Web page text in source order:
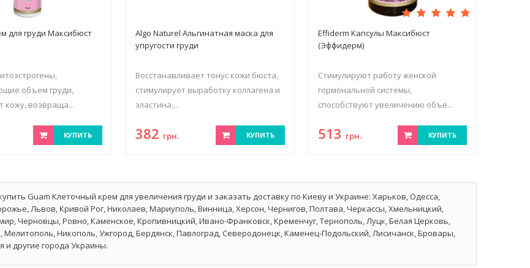
для груди Максибюст
объем груди,
кожу, возвраща...
КУПИТЬ
Algo Naturel Альгинатная маска для
упругости груди
Восстанавливает тонус кожи бюста,
стимулирует выработку коллагена и
эластина,...
382 грн. КУПИТЬ
Effiderm Капсулы Максибюст
(Эффидерм)
Стимулируют работу женской
гормональной системы,
способствуют увеличению объе...
513 грн. КУПИТЬ
Guam Клеточный крем для увеличения груди и заказать доставку по Киеву и Украине: Харьков, Одесса,
Львов, Кривой Рог, Николаев, Мариуполь, Винница, Херсон, Чернигов, Полтава, Черкассы, Хмельницкий,
Черновцы, Ровно, Каменское, Кропивницкий, Ивано-Франковск, Кременчуг, Тернополь, Луцк, Белая Церковь,
Мелитополь, Никополь, Ужгород, Бердянск, Павлоград, Северодонецк, Каменец-Подольский, Лисичанск, Бровары,
и другие города Украины.